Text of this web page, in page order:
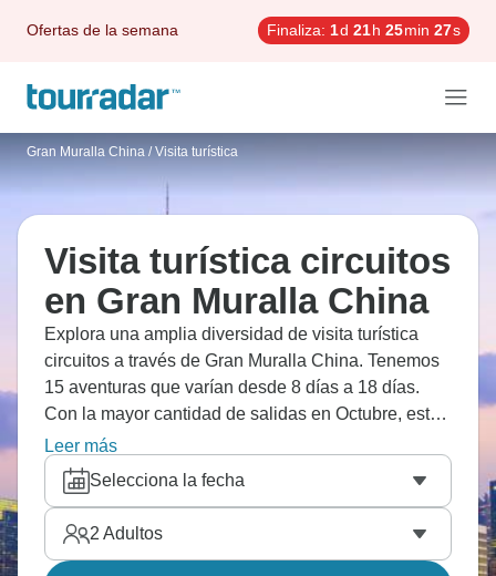
Ofertas de la semana Finaliza: 1d 21h 25min 25s
Gran Muralla China / Visita turística
Visita turística circuitos
en Gran Muralla China
Explora una amplia diversidad de visita turística
circuitos a través de Gran Muralla China. Tenemos
15 aventuras que varían desde 8 días a 18 días.
Con la mayor cantidad de salidas en Octubre, esta
es también la época más popular del año.
Leer más
Selecciona la fecha
2 Adultos